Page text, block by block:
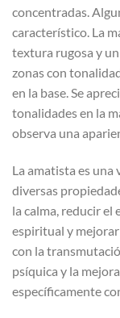
concentradas.
característico. La
textura rugosa y
zonas con
en la base. Se
tonalidades en la
observa una
La amatista es una
diversas
la calma, reducir el
espiritual y mejorar
con la
psíquica y la
específicamente